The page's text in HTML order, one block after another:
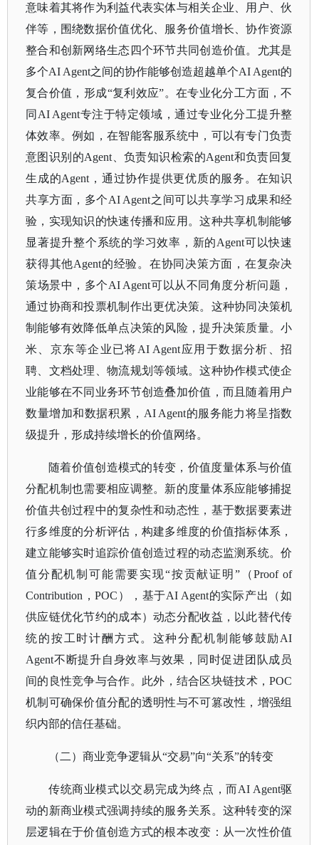
意味着其将作为利益代表实体与相关企业、用户、伙
伴等，围绕数据价值优化、服务价值增长、协作资源
整合和创新网络生态四个环节共同创造价值。尤其是
多个AI Agent之间的协作能够创造超越单个AI Agent的
复合价值，形成“复利效应”。在专业化分工方面，不
同AI Agent专注于特定领域，通过专业化分工提升整
体效率。例如，在智能客服系统中，可以有专门负责
意图识别的Agent、负责知识检索的Agent和负责回复
生成的Agent，通过协作提供更优质的服务。在知识
共享方面，多个AI Agent之间可以共享学习成果和经
验，实现知识的快速传播和应用。这种共享机制能够
显著提升整个系统的学习效率，新的Agent可以快速
获得其他Agent的经验。在协同决策方面，在复杂决
策场景中，多个AI Agent可以从不同角度分析问题，
通过协商和投票机制作出更优决策。这种协同决策机
制能够有效降低单点决策的风险，提升决策质量。小
米、京东等企业已将AI Agent应用于数据分析、招
聘、文档处理、物流规划等领域。这种协作模式使企
业能够在不同业务环节创造叠加价值，而且随着用户
数量增加和数据积累，AI Agent的服务能力将呈指数
级提升，形成持续增长的价值网络。
随着价值创造模式的转变，价值度量体系与价值
分配机制也需要相应调整。新的度量体系应能够捕捉
价值共创过程中的复杂性和动态性，基于数据要素进
行多维度的分析评估，构建多维度的价值指标体系，
建立能够实时追踪价值创造过程的动态监测系统。价
值分配机制可能需要实现“按贡献证明”（Proof of
Contribution，POC），基于AI Agent的实际产出（如
供应链优化节约的成本）动态分配收益，以此替代传
统的按工时计酬方式。这种分配机制能够鼓励AI
Agent不断提升自身效率与效果，同时促进团队成员
间的良性竞争与合作。此外，结合区块链技术，POC
机制可确保价值分配的透明性与不可篡改性，增强组
织内部的信任基础。
（二）商业竞争逻辑从“交易”向“关系”的转变
传统商业模式以交易完成为终点，而AI Agent驱
动的新商业模式强调持续的服务关系。这种转变的深
层逻辑在于价值创造方式的根本改变：从一次性价值